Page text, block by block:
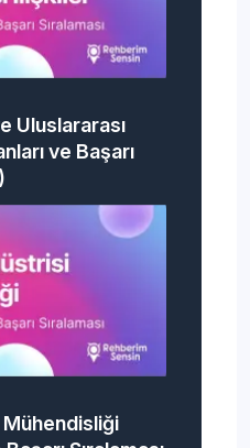
Uluslararası
ve Başarı